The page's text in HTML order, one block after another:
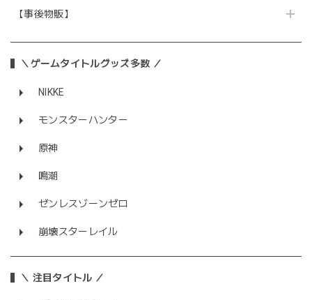
【事後物販】
＼ゲームタイトルグッズ多数 ／
NIKKE
モンスターハンター
原神
鳴潮
ゼンレスゾーンゼロ
崩壊スターレイル
＼ 注目タイトル ／